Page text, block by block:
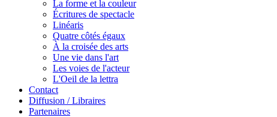
La forme et la couleur
Écritures de spectacle
Linéaris
Quatre côtés égaux
À la croisée des arts
Une vie dans l'art
Les voies de l'acteur
L'Oeil de la lettra
Contact
Diffusion / Libraires
Partenaires